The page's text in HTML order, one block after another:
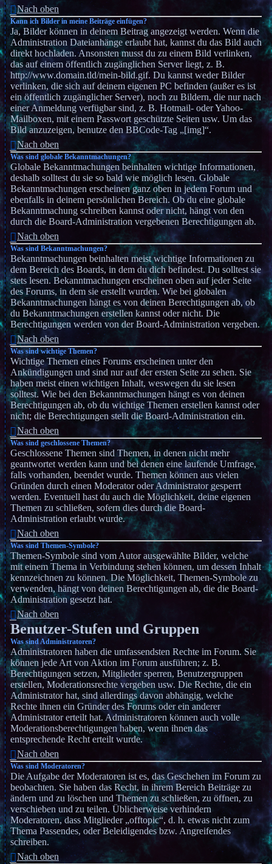
Nach oben
Kann ich Bilder in meine Beiträge einfügen?
Ja, Bilder können in deinem Beitrag angezeigt werden. Wenn die
Administration Dateianhänge erlaubt hat, kannst du das Bild auch
direkt hochladen. Ansonsten musst du zu einem Bild verlinken,
das auf einem öffentlich zugänglichen Server liegt, z. B.
http://www.domain.tld/mein-bild.gif. Du kannst weder Bilder
verlinken, die sich auf deinem eigenen PC befinden (außer es ist
ein öffentlich zugänglicher Server), noch zu Bildern, die nur nach
einer Anmeldung verfügbar sind, z. B. Hotmail- oder Yahoo-
Mailboxen, mit einem Passwort geschützte Seiten usw. Um das
Bild anzuzeigen, benutze den BBCode-Tag „[img]“.
Nach oben
Was sind globale Bekanntmachungen?
Globale Bekanntmachungen beinhalten wichtige Informationen,
deshalb solltest du sie so bald wie möglich lesen. Globale
Bekanntmachungen erscheinen ganz oben in jedem Forum und
ebenfalls in deinem persönlichen Bereich. Ob du eine globale
Bekanntmachung schreiben kannst oder nicht, hängt von den
durch die Board-Administration vergebenen Berechtigungen ab.
Nach oben
Was sind Bekanntmachungen?
Bekanntmachungen beinhalten meist wichtige Informationen zu
dem Bereich des Boards, in dem du dich befindest. Du solltest sie
stets lesen. Bekanntmachungen erscheinen oben auf jeder Seite
des Forums, in dem sie erstellt wurden. Wie bei globalen
Bekanntmachungen hängt es von deinen Berechtigungen ab, ob
du Bekanntmachungen erstellen kannst oder nicht. Die
Berechtigungen werden von der Board-Administration vergeben.
Nach oben
Was sind wichtige Themen?
Wichtige Themen eines Forums erscheinen unter den
Ankündigungen und sind nur auf der ersten Seite zu sehen. Sie
haben meist einen wichtigen Inhalt, weswegen du sie lesen
solltest. Wie bei den Bekanntmachungen hängt es von deinen
Berechtigungen ab, ob du wichtige Themen erstellen kannst oder
nicht; die Berechtigungen stellt die Board-Administration ein.
Nach oben
Was sind geschlossene Themen?
Geschlossene Themen sind Themen, in denen nicht mehr
geantwortet werden kann und bei denen eine laufende Umfrage,
falls vorhanden, beendet wurde. Themen können aus vielen
Gründen durch einen Moderator oder Administrator gesperrt
werden. Eventuell hast du auch die Möglichkeit, deine eigenen
Themen zu schließen, sofern dies durch die Board-
Administration erlaubt wurde.
Nach oben
Was sind Themen-Symbole?
Themen-Symbole sind vom Autor ausgewählte Bilder, welche
mit einem Thema in Verbindung stehen können, um dessen Inhalt
kennzeichnen zu können. Die Möglichkeit, Themen-Symbole zu
verwenden, hängt von deinen Berechtigungen ab, die die Board-
Administration gesetzt hat.
Nach oben
Benutzer-Stufen und Gruppen
Was sind Administratoren?
Administratoren haben die umfassendsten Rechte im Forum. Sie
können jede Art von Aktion im Forum ausführen; z. B.
Berechtigungen setzen, Mitglieder sperren, Benutzergruppen
erstellen, Moderationsrechte vergeben usw. Die Rechte, die ein
Administrator hat, sind allerdings davon abhängig, welche
Rechte ihnen ein Gründer des Forums oder ein anderer
Administrator erteilt hat. Administratoren können auch volle
Moderationsberechtigungen haben, wenn ihnen das
entsprechende Recht erteilt wurde.
Nach oben
Was sind Moderatoren?
Die Aufgabe der Moderatoren ist es, das Geschehen im Forum zu
beobachten. Sie haben das Recht, in ihrem Bereich Beiträge zu
ändern und zu löschen und Themen zu schließen, zu öffnen, zu
verschieben und zu teilen. Üblicherweise verhindern
Moderatoren, dass Mitglieder „offtopic“, d. h. etwas nicht zum
Thema Passendes, oder Beleidigendes bzw. Angreifendes
schreiben.
Nach oben